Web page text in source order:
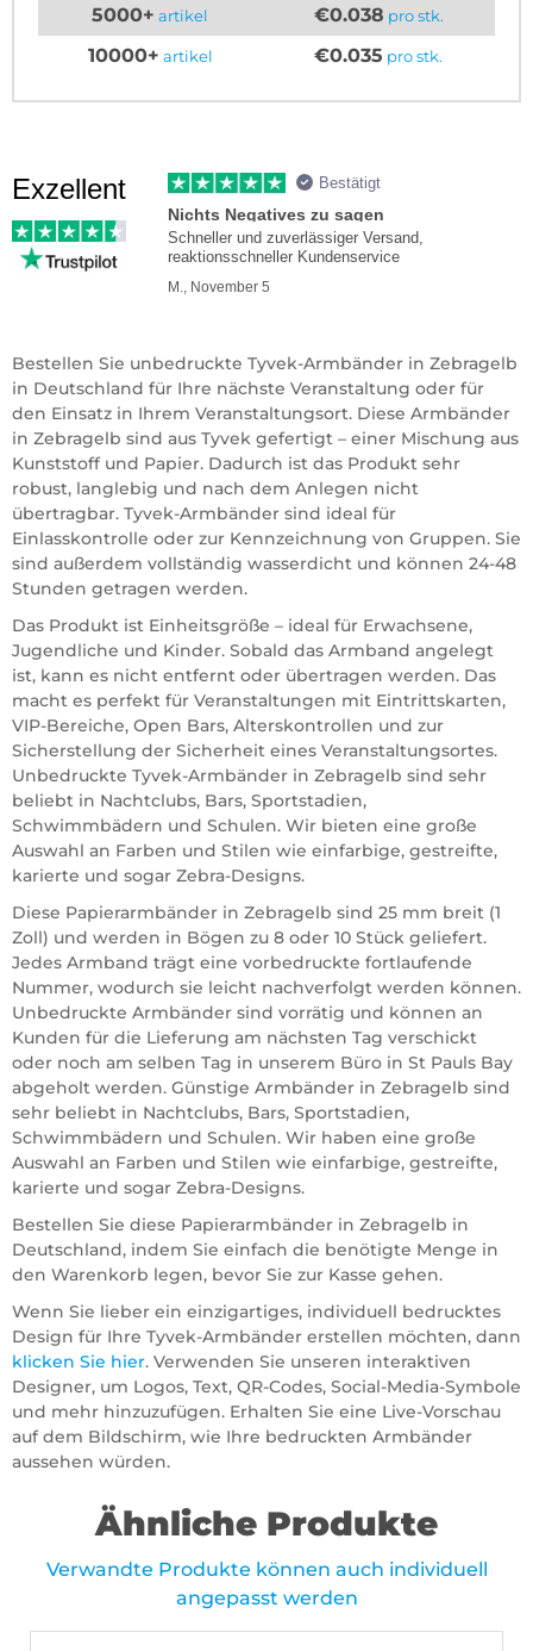
5000+ artikel €0.038 pro stk.
10000+ artikel €0.035 pro stk.
Exzellent Bestätigt
Nichts Negatives zu sagen
Schneller und zuverlässiger Versand,
reaktionsschneller Kundenservice
M., November 5
Bestellen Sie unbedruckte Tyvek-Armbänder in Zebragelb
in Deutschland für Ihre nächste Veranstaltung oder für
den Einsatz in Ihrem Veranstaltungsort. Diese Armbänder
in Zebragelb sind aus Tyvek gefertigt – einer Mischung aus
Kunststoff und Papier. Dadurch ist das Produkt sehr
robust, langlebig und nach dem Anlegen nicht
übertragbar. Tyvek-Armbänder sind ideal für
Einlasskontrolle oder zur Kennzeichnung von Gruppen. Sie
sind außerdem vollständig wasserdicht und können 24-48
Stunden getragen werden.
Das Produkt ist Einheitsgröße – ideal für Erwachsene,
Jugendliche und Kinder. Sobald das Armband angelegt
ist, kann es nicht entfernt oder übertragen werden. Das
macht es perfekt für Veranstaltungen mit Eintrittskarten,
VIP-Bereiche, Open Bars, Alterskontrollen und zur
Sicherstellung der Sicherheit eines Veranstaltungsortes.
Unbedruckte Tyvek-Armbänder in Zebragelb sind sehr
beliebt in Nachtclubs, Bars, Sportstadien,
Schwimmbädern und Schulen. Wir bieten eine große
Auswahl an Farben und Stilen wie einfarbige, gestreifte,
karierte und sogar Zebra-Designs.
Diese Papierarmbänder in Zebragelb sind 25 mm breit (1
Zoll) und werden in Bögen zu 8 oder 10 Stück geliefert.
Jedes Armband trägt eine vorbedruckte fortlaufende
Nummer, wodurch sie leicht nachverfolgt werden können.
Unbedruckte Armbänder sind vorrätig und können an
Kunden für die Lieferung am nächsten Tag verschickt
oder noch am selben Tag in unserem Büro in St Pauls Bay
abgeholt werden. Günstige Armbänder in Zebragelb sind
sehr beliebt in Nachtclubs, Bars, Sportstadien,
Schwimmbädern und Schulen. Wir haben eine große
Auswahl an Farben und Stilen wie einfarbige, gestreifte,
karierte und sogar Zebra-Designs.
Bestellen Sie diese Papierarmbänder in Zebragelb in
Deutschland, indem Sie einfach die benötigte Menge in
den Warenkorb legen, bevor Sie zur Kasse gehen.
Wenn Sie lieber ein einzigartiges, individuell bedrucktes
Design für Ihre Tyvek-Armbänder erstellen möchten, dann
klicken Sie hier. Verwenden Sie unseren interaktiven
Designer, um Logos, Text, QR-Codes, Social-Media-Symbole
und mehr hinzuzufügen. Erhalten Sie eine Live-Vorschau
auf dem Bildschirm, wie Ihre bedruckten Armbänder
aussehen würden.
Ähnliche Produkte
Verwandte Produkte können auch individuell
angepasst werden